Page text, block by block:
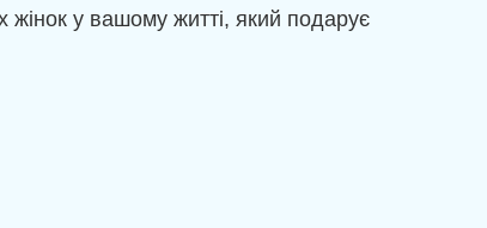
у вашому житті, який подарує